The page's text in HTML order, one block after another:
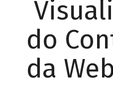
do
da